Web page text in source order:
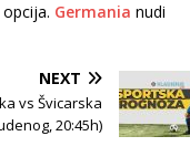
Germania nudi
NEXT
vs Švicarska
20:45h)